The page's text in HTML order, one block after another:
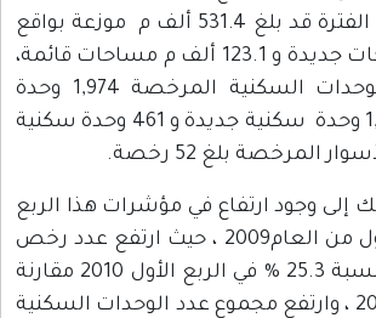
للبناء خلال نفس الفترة قد بلغ 531.4 ألف م موزعة بواقع
408.3 ألف مساحات جديدة و 123.1 ألف م مساحات قائمة،
فيما بلغ عدد الوحدات السكنية المرخصة 1,974 وحدة
سكنية، منها 1,513 وحدة سكنية جديدة و 461 وحدة سكنية
المرخصة بلغ 52 رخصة.
إلى وجود ارتفاع في مؤشرات هذا الربع
مقارنة بالربع الأول من العام2009 ، حيث ارتفع عدد رخص
الأبنية الصادرة بنسبة 25.3 % في الربع الأول 2010 مقارنة
مع الربع الأول2009 ، وارتفع مجموع عدد الوحدات السكنية